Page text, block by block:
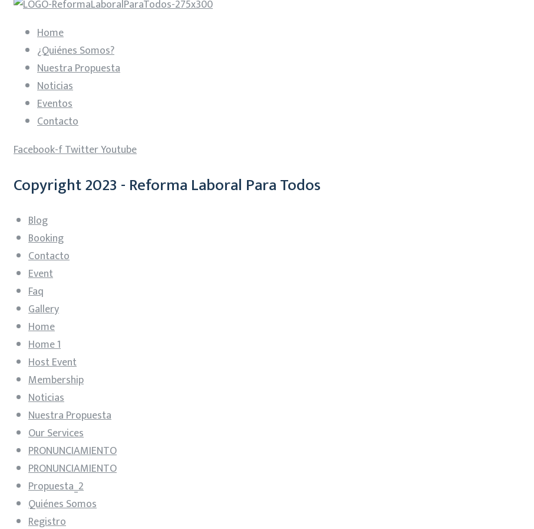
Home
¿Quiénes Somos?
Nuestra Propuesta
Noticias
Eventos
Contacto
Facebook-fTwitterYoutube
Copyright 2023 - Reforma Laboral Para Todos
Blog
Booking
Contacto
Event
Faq
Gallery
Home
Home 1
Host Event
Membership
Noticias
Nuestra Propuesta
Our Services
PRONUNCIAMIENTO
PRONUNCIAMIENTO
Propuesta_2
Quiénes Somos
Registro